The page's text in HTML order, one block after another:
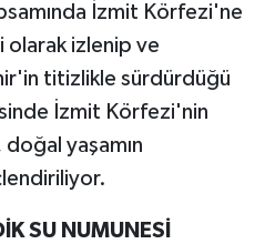
İzmit Körfezi'ne
olarak izlenip ve
titizlikle sürdürdüğü
İzmit Körfezi'nin
yaşamın
SU NUMUNESİ